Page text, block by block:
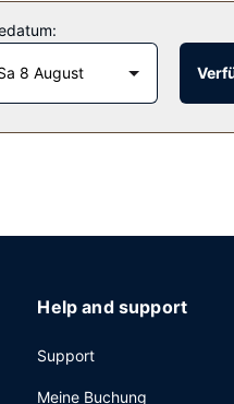
Uhr angeboten.
8 August
Help and support
Support
Meine Buchung